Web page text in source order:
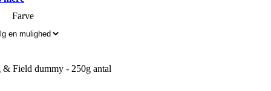
Farve
& Field dummy - 250g antal